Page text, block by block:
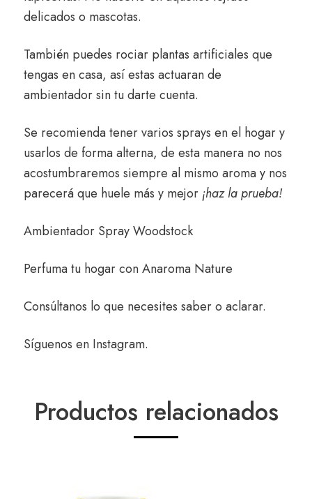
delicados o mascotas.
También puedes rociar plantas artificiales que
tengas en casa, así estas actuaran de
ambientador sin tu darte cuenta.
Se recomienda tener varios sprays en el hogar y
usarlos de forma alterna, de esta manera no nos
acostumbraremos siempre al mismo aroma y nos
parecerá que huele más y mejor ¡haz la prueba!
Ambientador Spray Woodstock
Perfuma tu hogar conAnaroma Nature
Consúltanos lo que necesites saber o aclarar.
Síguenos en Instagram.
Productos relacionados